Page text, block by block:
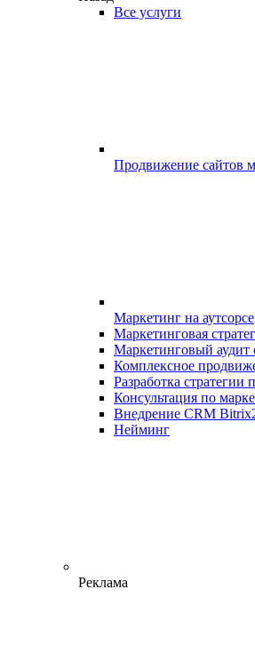
Все услуги
Продвижение сайтов
Маркетинг на аутсорсе
Маркетинговая
Маркетинговый аудит
Комплексное
Разработка стратегии
Консультация по
Внедрение CRM
Нейминг
Реклама